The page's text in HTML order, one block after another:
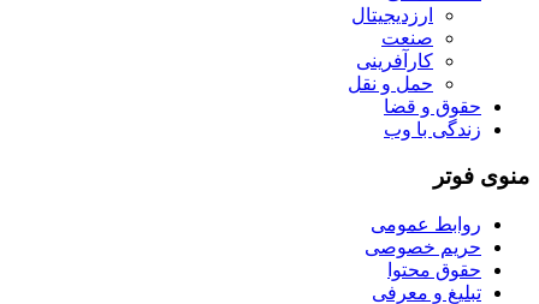
ارزدیجیتال
صنعت
کارآفرینی
حمل و نقل
حقوق و قضا
زندگی با وب
منوی فوتر
روابط عمومی
حریم خصوصی
حقوق محتوا
تبلیغ و معرفی